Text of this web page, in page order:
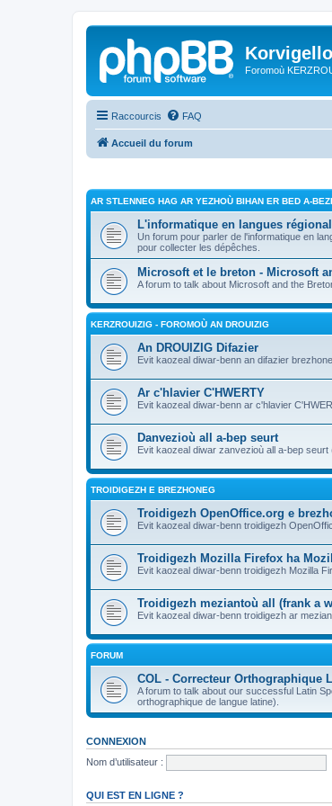
Foromoù
Raccourcis FAQ
Accueil du forum
AR STLENNEG HAG AR YEZHOÙ BIHAN ER BED A-
L'informatique en langues
Un forum pour parler de l'informatique en
pour collecter les dépêches.
Microsoft et le breton - Microsoft
A forum to talk about Microsoft and the
KERZROUIZIG - FOROMOÙ AN DROUIZIG
An DROUIZIG Difazier
Evit kaozeal diwar-benn an difazier
Ar c'hlavier C'HWERTY
Evit kaozeal diwar-benn ar c'hlavier
Danvezioù all a-bep seurt
Evit kaozeal diwar zanvezioù all a-bep
TROIDIGEZH E BREZHONEG
Troidigezh OpenOffice.org e
Evit kaozeal diwar-benn troidigezh
Troidigezh Mozilla Firefox ha
Evit kaozeal diwar-benn troidigezh Mozilla
Troidigezh meziantoù all (frank a
Evit kaozeal diwar-benn troidigezh ar
FORUM
COL - Correcteur Orthographique
A forum to talk about our successful Latin
orthographique de langue latine).
CONNEXION
Nom d’utilisateur :
QUI EST EN LIGNE ?